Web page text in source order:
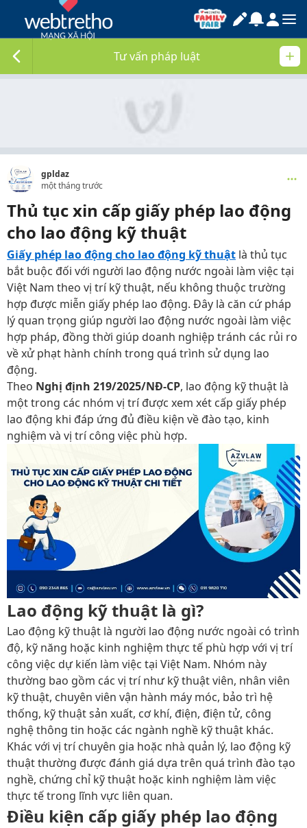
Tư vấn pháp luật
gpldaz
một tháng trước
Thủ tục xin cấp giấy phép lao động
cho lao động kỹ thuật
Giấy phép lao động cho lao động kỹ thuật là thủ tục
bắt buộc đối với người lao động nước ngoài làm việc tại
Việt Nam theo vị trí kỹ thuật, nếu không thuộc trường
hợp được miễn giấy phép lao động. Đây là căn cứ pháp
lý quan trọng giúp người lao động nước ngoài làm việc
hợp pháp, đồng thời giúp doanh nghiệp tránh các rủi ro
về xử phạt hành chính trong quá trình sử dụng lao
động.
Theo Nghị định 219/2025/NĐ-CP, lao động kỹ thuật là
một trong các nhóm vị trí được xem xét cấp giấy phép
lao động khi đáp ứng đủ điều kiện về đào tạo, kinh
nghiệm và vị trí công việc phù hợp.
Lao động kỹ thuật là gì?
Lao động kỹ thuật là người lao động nước ngoài có trình
độ, kỹ năng hoặc kinh nghiệm thực tế phù hợp với vị trí
công việc dự kiến làm việc tại Việt Nam. Nhóm này
thường bao gồm các vị trí như kỹ thuật viên, nhân viên
kỹ thuật, chuyên viên vận hành máy móc, bảo trì hệ
thống, kỹ thuật sản xuất, cơ khí, điện, điện tử, công
nghệ thông tin hoặc các ngành nghề kỹ thuật khác.
Khác với vị trí chuyên gia hoặc nhà quản lý, lao động kỹ
thuật thường được đánh giá dựa trên quá trình đào tạo
nghề, chứng chỉ kỹ thuật hoặc kinh nghiệm làm việc
thực tế trong lĩnh vực liên quan.
Điều kiện cấp giấy phép lao động